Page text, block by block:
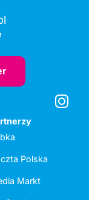
Polska
Markt